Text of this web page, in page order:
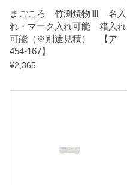
q
u
a
n
まごころ 竹渕焼物皿 名入
れ・マーク入れ可能 箱入れ
可能（※別途見積） 【ア
454-167】
¥2,365